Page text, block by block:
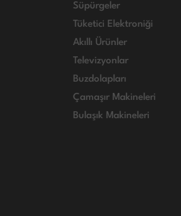
Süpürgeler
Tüketici Elektroniği
Akıllı Ürünler
Televizyonlar
Buzdolapları
Çamaşır Makineleri
Bulaşık Makineleri